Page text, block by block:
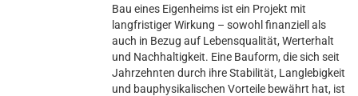
Bau eines Eigenheims ist ein Projekt mit
langfristiger Wirkung – sowohl finanziell als
auch in Bezug auf Lebensqualität, Werterhalt
und Nachhaltigkeit. Eine Bauform, die sich seit
Jahrzehnten durch ihre Stabilität, Langlebigkeit
und bauphysikalischen Vorteile bewährt hat, ist